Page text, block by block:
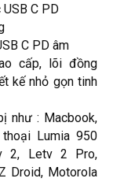
C PD
C PD âm
cấp, lõi đồng
kế nhỏ gọn tinh
như : Macbook,
Lumia 950
2, Letv 2 Pro,
Droid, Motorola